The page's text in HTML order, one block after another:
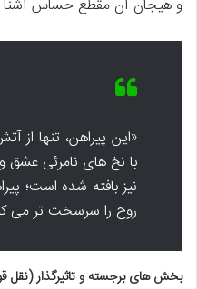
و هیجان آن مقطع حساس آشنا
«این پیراهن، تنها از
با نخ های نامرئی عشق
نیز بافته شده است؛
روح را سرسخت تر می
بخش های برجسته و تاثیرگذار (نقل